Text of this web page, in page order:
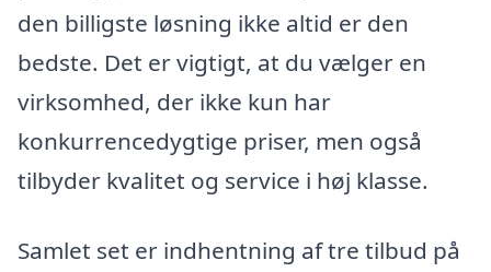
den billigste løsning ikke altid er den
bedste. Det er vigtigt, at du vælger en
virksomhed, der ikke kun har
konkurrencedygtige priser, men også
tilbyder kvalitet og service i høj klasse.
Samlet set er indhentning af tre tilbud på